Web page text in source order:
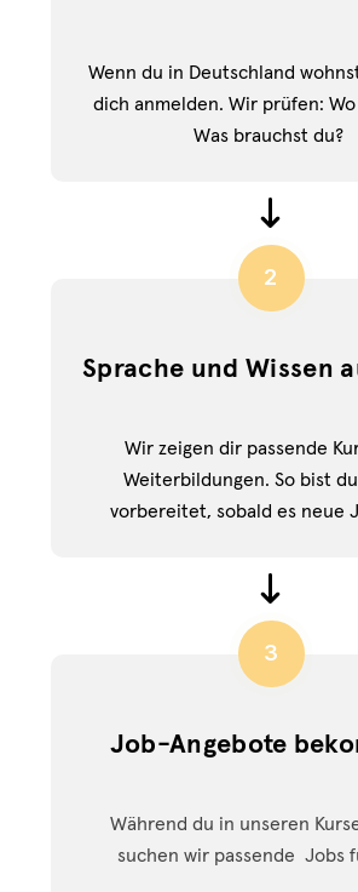
Wenn du in Deutschland
dich anmelden. Wir prüfen:
Was brauchst du?
2
Sprache und Wissen
Wir zeigen dir passende
Weiterbildungen. So bist
vorbereitet, sobald es neue
3
Job-Angebote
Während du in unseren
suchen wir passende Jobs